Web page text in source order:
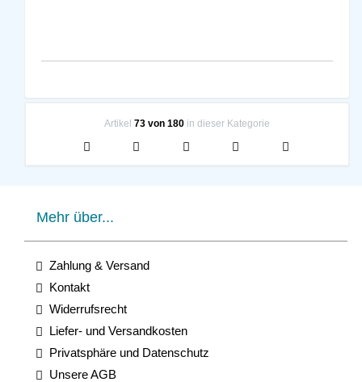
Artikel 73 von 180 in dieser Kategorie
Mehr über...
Zahlung & Versand
Kontakt
Widerrufsrecht
Liefer- und Versandkosten
Privatsphäre und Datenschutz
Unsere AGB